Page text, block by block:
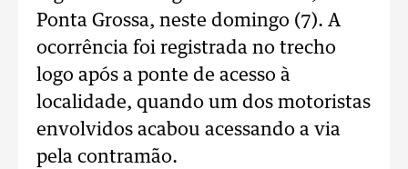
Ponta Grossa, neste domingo (7). A
ocorrência foi registrada no trecho
logo após a ponte de acesso à
localidade, quando um dos motoristas
envolvidos acabou acessando a via
pela contramão.